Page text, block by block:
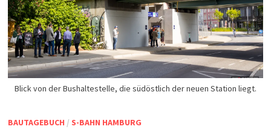
Blick von der Bushaltestelle, die südöstlich der neuen Station liegt.
BAUTAGEBUCH / S-BAHN HAMBURG